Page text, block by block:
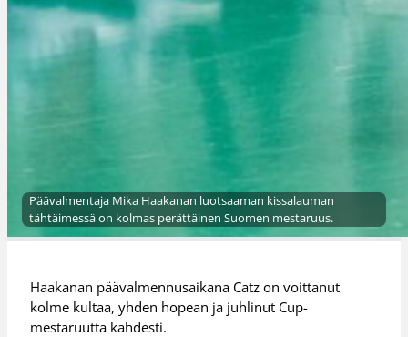
Päävalmentaja Mika Haakanan luotsaaman kissalauman
tähtäimessä on kolmas perättäinen Suomen mestaruus.
Haakanan päävalmennusaikana Catz on voittanut
kolme kultaa, yhden hopean ja juhlinut Cup-
mestaruutta kahdesti.